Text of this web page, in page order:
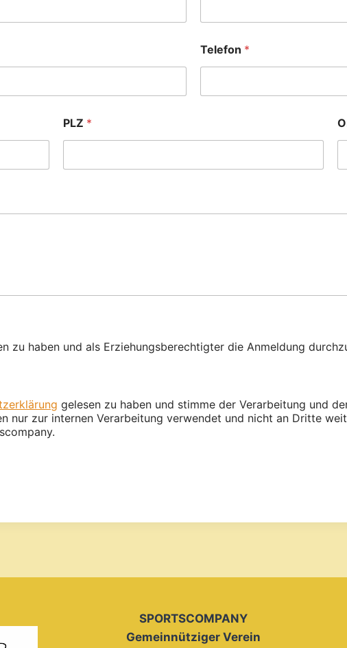
Telefon *
PLZ *
zu haben und als Erziehungsberechtigter die Anmeldung
gelesen zu haben und stimme der Verarbeitung und
nur zur internen Verarbeitung verwendet und nicht an Dritte
SPORTSCOMPANY
Gemeinnütziger Verein